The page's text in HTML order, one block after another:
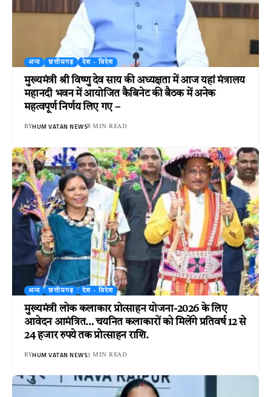
अन्य छत्तीसगढ़ देश - विदेश
मुख्यमंत्री श्री विष्णु देव साय की अध्यक्षता में आज यहां मंत्रालय
महानदी भवन में आयोजित कैबिनेट की बैठक में अनेक
महत्वपूर्ण निर्णय लिए गए –
BYHUM VATAN NEWS8 MIN READ
अन्य छत्तीसगढ़ देश - विदेश
मुख्यमंत्री लोक कलाकार प्रोत्साहन योजना-2026 के लिए
आवेदन आमंत्रित… चयनित कलाकारों को मिलेंगे प्रतिवर्ष 12 से
24 हजार रुपये तक प्रोत्साहन राशि.
BYHUM VATAN NEWS3 MIN READ